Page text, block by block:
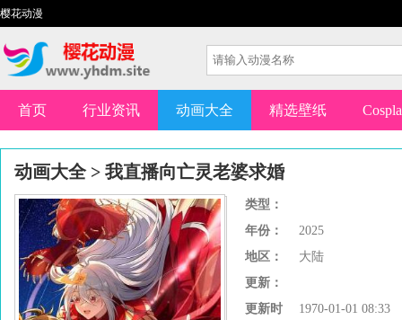
樱花动漫
首页 行业资讯 动画大全 精选壁纸
动画大全> 我直播向亡灵老婆求婚
类型：
年份：
2025
地区：
大陆
更新：
更新时
1970-01-01 08:33